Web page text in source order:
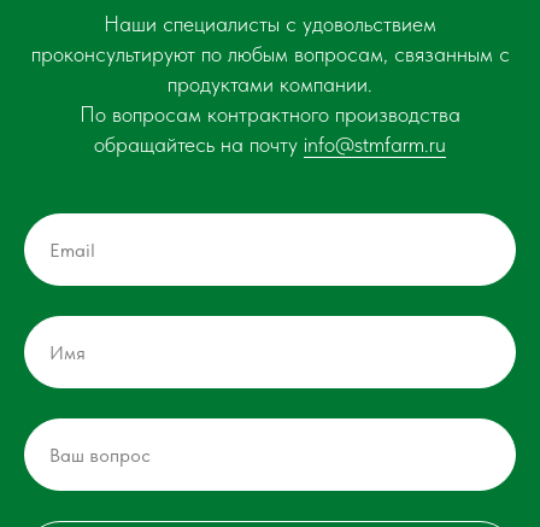
Наши специалисты с удовольствием
проконсультируют по любым вопросам, связанным с
продуктами компании.
По вопросам контрактного производства
обращайтесь на почту info@stmfarm.ru